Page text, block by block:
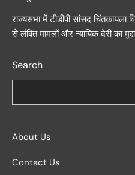
राज्यसभा में टीडीपी सांसद चिंतकायला
से लंबित मामलों और न्यायिक देरी का
Search
About Us
Contact Us